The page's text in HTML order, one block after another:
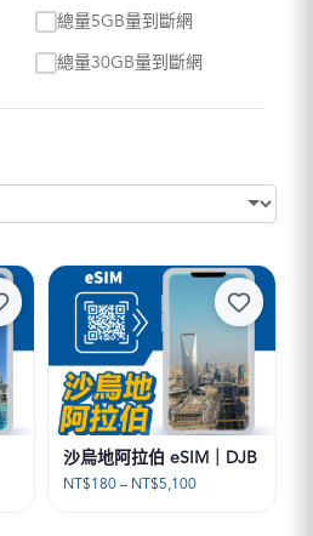
總量5GB量到斷網
總量30GB量到斷網
沙烏地阿拉伯 eSIM｜DJB
NT$180 – NT$5,100價